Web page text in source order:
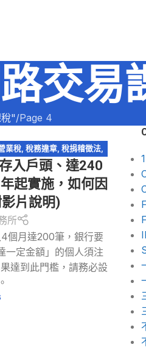
交易
" Page 4
業稅,稅務違章,稅捐稽徵法,
商系列,電子商務
入戶頭、達240
起實施，如何因
片說明)
所
個月達200筆，銀行要
一定金額」的個人須注
達到此門檻，請務必設